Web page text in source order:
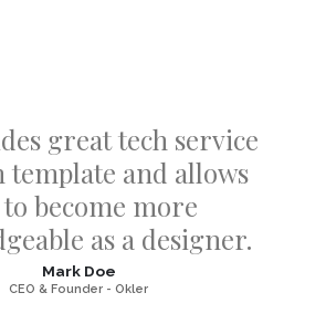
great tech service
template and allows
become more
as a designer.
Mark Doe
CEO & Founder - Okler